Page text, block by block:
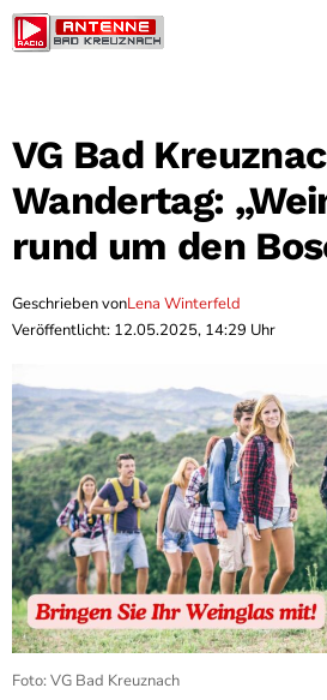
VG Bad
Wandertag:
rund um den
Geschrieben vonLena Winterfeld
Veröffentlicht: 12.05.2025, 14:29 Uhr
Foto: VG Bad Kreuznach